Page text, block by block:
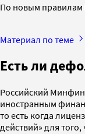
По новым правилам
Материал по теме
Есть ли
Российский Минфин
иностранным
то есть когда
действий» для